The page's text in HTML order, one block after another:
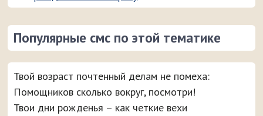
Популярные смс по этой тематике
Твой возраст почтенный делам не помеха:
Помощников сколько вокруг, посмотри!
Твои дни рожденья – как четкие вехи